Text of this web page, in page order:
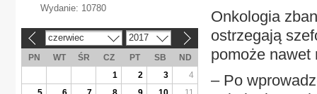
Onkologia
ostrzegają
pomoże nawet
– Po
Wydanie: 10780
czerwiec 2017
PN WT ŚR CZ PT SB
ND
1
2 3
4